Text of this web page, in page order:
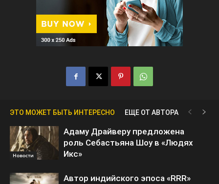
ЭТО МОЖЕТ БЫТЬ ИНТЕРЕСНО ЕЩЕ ОТ АВТОРА
Новости
Адаму Драйверу предложена
роль Себастьяна Шоу в «Людях
Икс»
Автор индийского эпоса «RRR»